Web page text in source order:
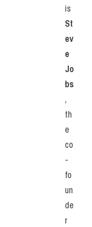
St
ev
e
Jo
bs
,
th
e
co
-
fo
un
de
r